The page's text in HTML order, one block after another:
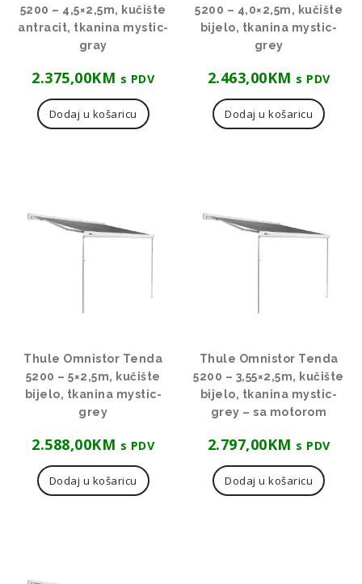
5200 – 4,5×2,5m, kučište
antracit, tkanina mystic-
gray
2.375,00KM s PDV
Dodaj u košaricu
5200 – 4,0×2,5m, kučište
bijelo, tkanina mystic-
grey
2.463,00KM s PDV
Dodaj u košaricu
Thule Omnistor Tenda
5200 – 5×2,5m, kučište
bijelo, tkanina mystic-
grey
2.588,00KM s PDV
Dodaj u košaricu
Thule Omnistor Tenda
5200 – 3,55×2,5m, kučište
bijelo, tkanina mystic-
grey – sa motorom
2.797,00KM s PDV
Dodaj u košaricu